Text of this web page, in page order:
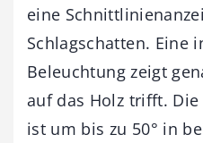
eine
Schlagschatten. Eine
Beleuchtung zeigt
auf das Holz trifft.
ist um bis zu 50° in